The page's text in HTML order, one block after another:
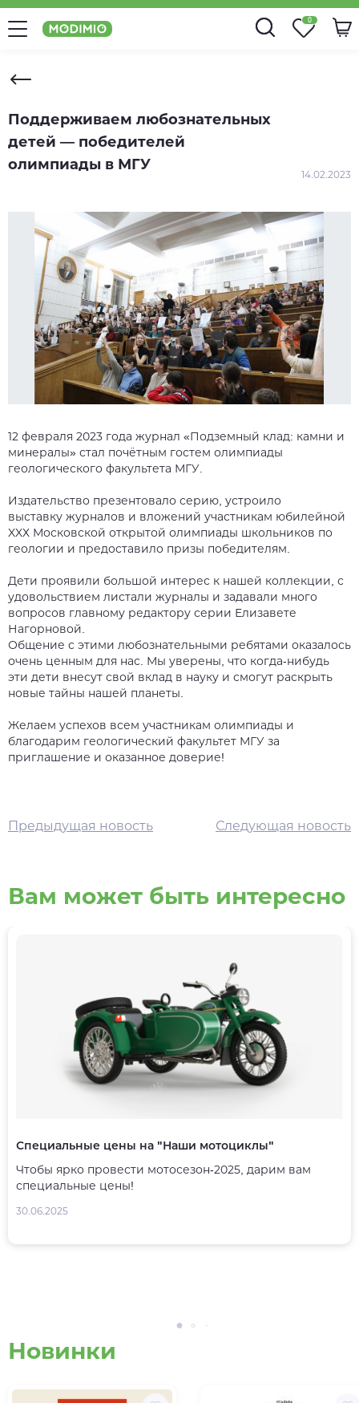
0
Поддерживаем любознательных
детей — победителей
олимпиады в МГУ
14.02.2023
12 февраля 2023 года журнал «Подземный клад: камни и
минералы» стал почётным гостем олимпиады
геологического факультета МГУ.
Издательство презентовало серию, устроило
выставку журналов и вложений участникам юбилейной
XXХ Московской открытой олимпиады школьников по
геологии и предоставило призы победителям.
Дети проявили большой интерес к нашей коллекции, с
удовольствием листали журналы и задавали много
вопросов главному редактору серии Елизавете
Нагорновой.
Общение с этими любознательными ребятами оказалось
очень ценным для нас. Мы уверены, что когда-нибудь
эти дети внесут свой вклад в науку и смогут раскрыть
новые тайны нашей планеты.
Желаем успехов всем участникам олимпиады и
благодарим геологический факультет МГУ за
приглашение и оказанное доверие!
Предыдущая новость Следующая новость
Вам может быть интересно
Специальные цены на "Наши мотоциклы"
Чтобы ярко провести мотосезон-2025, дарим вам
специальные цены!
30.06.2025
Новинки